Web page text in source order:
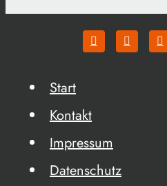
Start
Kontakt
Impressum
Datenschutz